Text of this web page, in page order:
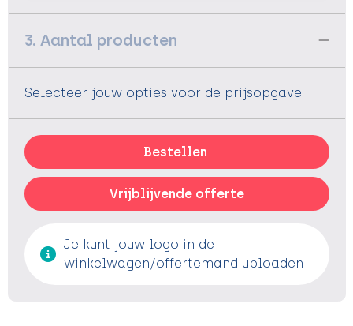
3. Aantal producten
Selecteer jouw opties voor de prijsopgave.
Bestellen
Vrijblijvende offerte
Je kunt jouw logo in de
winkelwagen/offertemand uploaden